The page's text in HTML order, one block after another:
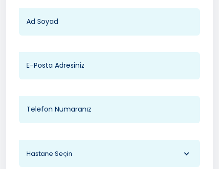
Hastane Seçin